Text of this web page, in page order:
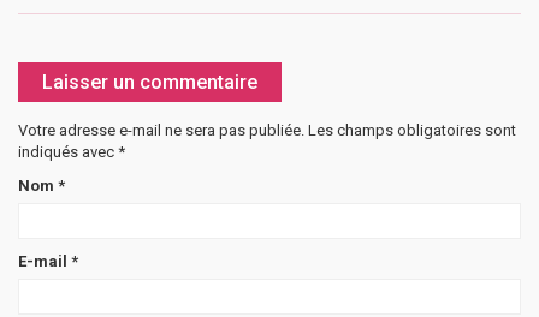
Laisser un commentaire
Votre adresse e-mail ne sera pas publiée. Les champs obligatoires sont
indiqués avec *
Nom *
E-mail *